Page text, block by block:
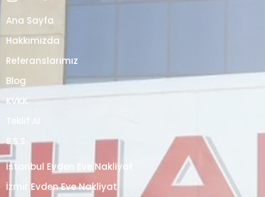
Ana Sayfa
Hakkımızda
Referanslarımız
Blog
KVKK
Teklif Al
S.S.S
İstanbul Evden Eve Nakliyat
İzmir Evden Eve Nakliyat